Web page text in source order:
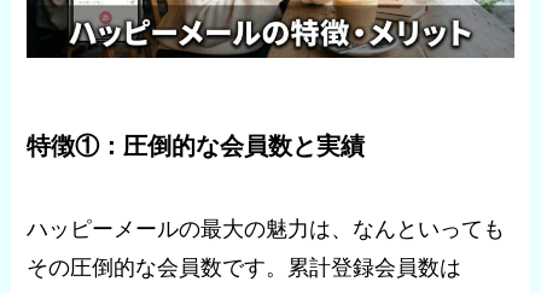
特徴①：圧倒的な会員数と実績
ハッピーメールの最大の魅力は、なんといっても
その圧倒的な会員数です。累計登録会員数は